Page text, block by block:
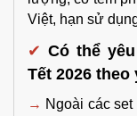
Việt, hạn sử
✔ Có thể
Tết 2026 theo
→ Ngoài các